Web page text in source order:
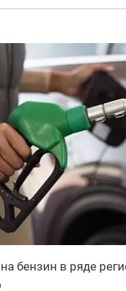
бензин в ряде